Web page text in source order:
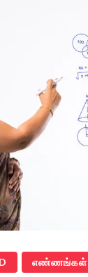
எண்ணங்கள்